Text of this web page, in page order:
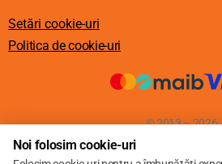
Setări cookie-uri
Politica de cookie-uri
© 2013 – 2026
Noi folosim cookie-uri